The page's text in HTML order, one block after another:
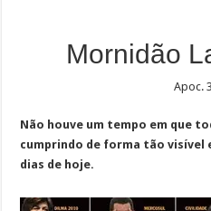
Mornidão
Apoc.
Não houve um tempo em que
cumprindo de forma tão visível
dias de hoje.